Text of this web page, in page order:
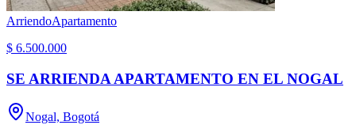
ArriendoApartamento
$ 6.500.000
SE ARRIENDA APARTAMENTO EN EL NOGAL
Nogal, Bogotá